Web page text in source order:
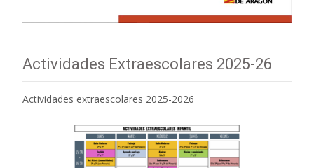
Actividades Extraescolares 2025-26
Actividades extraescolares 2025-2026